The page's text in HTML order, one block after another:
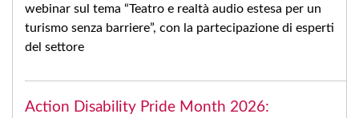
webinar sul tema “Teatro e realtà audio estesa per un
turismo senza barriere”, con la partecipazione di esperti
del settore
Action Disability Pride Month 2026: